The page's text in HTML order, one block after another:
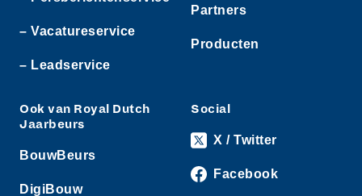
– Vacatureservice
– Leadservice
Partners
Producten
Ook van Royal Dutch
Jaarbeurs
BouwBeurs
DigiBouw
Social
X / Twitter
Facebook